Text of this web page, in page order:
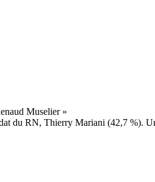
du RN, Thierry Mariani (42,7 %).